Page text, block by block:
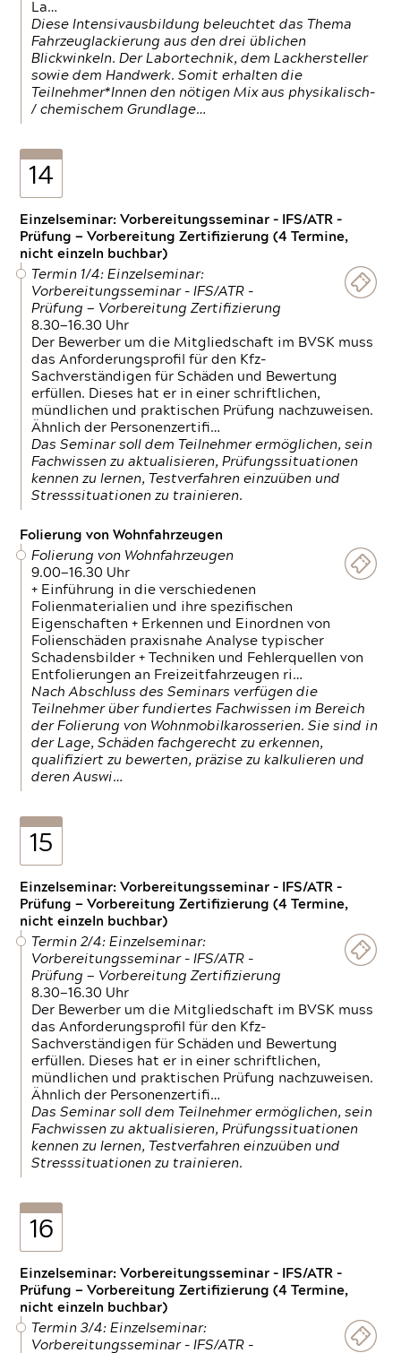
La…
Diese Intensivausbildung beleuchtet das Thema
Fahrzeuglackierung aus den drei üblichen
Blickwinkeln. Der Labortechnik, dem Lackhersteller
sowie dem Handwerk. Somit erhalten die
Teilnehmer*Innen den nötigen Mix aus physikalisch-
/ chemischem Grundlage…
14
Einzelseminar: Vorbereitungsseminar - IFS/ATR -
Prüfung — Vorbereitung Zertifizierung (4 Termine,
nicht einzeln buchbar)
Termin 1/4: Einzelseminar:
Vorbereitungsseminar - IFS/ATR -
Prüfung — Vorbereitung Zertifizierung
8.30—16.30 Uhr
Der Bewerber um die Mitgliedschaft im BVSK muss
das Anforderungsprofil für den Kfz-
Sachverständigen für Schäden und Bewertung
erfüllen. Dieses hat er in einer schriftlichen,
mündlichen und praktischen Prüfung nachzuweisen.
Ähnlich der Personenzertifi…
Das Seminar soll dem Teilnehmer ermöglichen, sein
Fachwissen zu aktualisieren, Prüfungssituationen
kennen zu lernen, Testverfahren einzuüben und
Stresssituationen zu trainieren.
Folierung von Wohnfahrzeugen
Folierung von Wohnfahrzeugen
9.00—16.30 Uhr
+ Einführung in die verschiedenen
Folienmaterialien und ihre spezifischen
Eigenschaften + Erkennen und Einordnen von
Folienschäden praxisnahe Analyse typischer
Schadensbilder + Techniken und Fehlerquellen von
Entfolierungen an Freizeitfahrzeugen ri…
Nach Abschluss des Seminars verfügen die
Teilnehmer über fundiertes Fachwissen im Bereich
der Folierung von Wohnmobilkarosserien. Sie sind in
der Lage, Schäden fachgerecht zu erkennen,
qualifiziert zu bewerten, präzise zu kalkulieren und
deren Auswi…
15
Einzelseminar: Vorbereitungsseminar - IFS/ATR -
Prüfung — Vorbereitung Zertifizierung (4 Termine,
nicht einzeln buchbar)
Termin 2/4: Einzelseminar:
Vorbereitungsseminar - IFS/ATR -
Prüfung — Vorbereitung Zertifizierung
8.30—16.30 Uhr
Der Bewerber um die Mitgliedschaft im BVSK muss
das Anforderungsprofil für den Kfz-
Sachverständigen für Schäden und Bewertung
erfüllen. Dieses hat er in einer schriftlichen,
mündlichen und praktischen Prüfung nachzuweisen.
Ähnlich der Personenzertifi…
Das Seminar soll dem Teilnehmer ermöglichen, sein
Fachwissen zu aktualisieren, Prüfungssituationen
kennen zu lernen, Testverfahren einzuüben und
Stresssituationen zu trainieren.
16
Einzelseminar: Vorbereitungsseminar - IFS/ATR -
Prüfung — Vorbereitung Zertifizierung (4 Termine,
nicht einzeln buchbar)
Termin 3/4: Einzelseminar:
Vorbereitungsseminar - IFS/ATR -